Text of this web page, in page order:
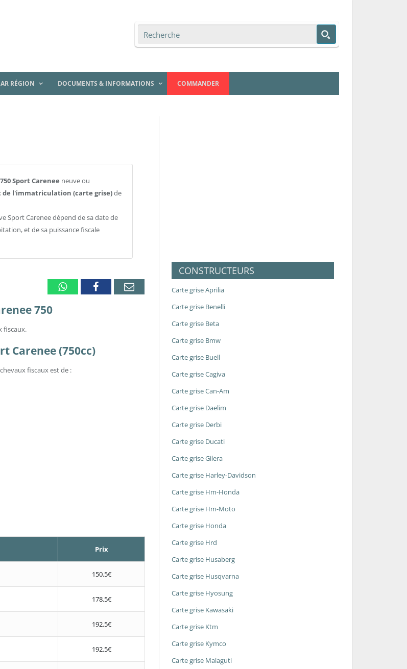
RÉGION DOCUMENTS & INFORMATIONS COMMANDER
Sport Carenee neuve ou
de l'immatriculation (carte grise)de
Sport Carenee dépend de sa date de
et de sa puissance fiscale
WhatsappFacebookEmail
750
fiscaux.
Carenee (750cc)
fiscaux est de :
Prix
150.5€
178.5€
192.5€
192.5€
CONSTRUCTEURS
Carte grise Aprilia
Carte grise Benelli
Carte grise Beta
Carte grise Bmw
Carte grise Buell
Carte grise Cagiva
Carte grise Can-Am
Carte grise Daelim
Carte grise Derbi
Carte grise Ducati
Carte grise Gilera
Carte grise Harley-Davidson
Carte grise Hm-Honda
Carte grise Hm-Moto
Carte grise Honda
Carte grise Hrd
Carte grise Husaberg
Carte grise Husqvarna
Carte grise Hyosung
Carte grise Kawasaki
Carte grise Ktm
Carte grise Kymco
Carte grise Malaguti